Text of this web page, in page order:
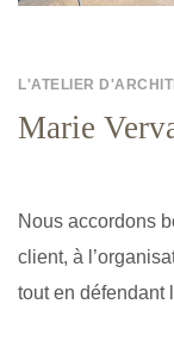
L'ATELIER
Marie
Nous accordons
client, à
tout en défendant